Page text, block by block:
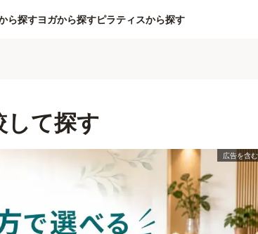
ら探すヨガから探すピラティスから探す
して探す